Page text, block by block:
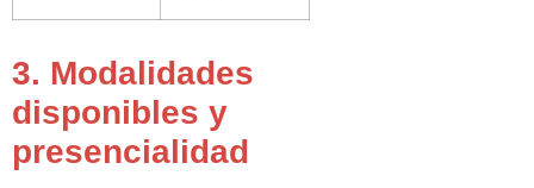
3. Modalidades
disponibles y
presencialidad